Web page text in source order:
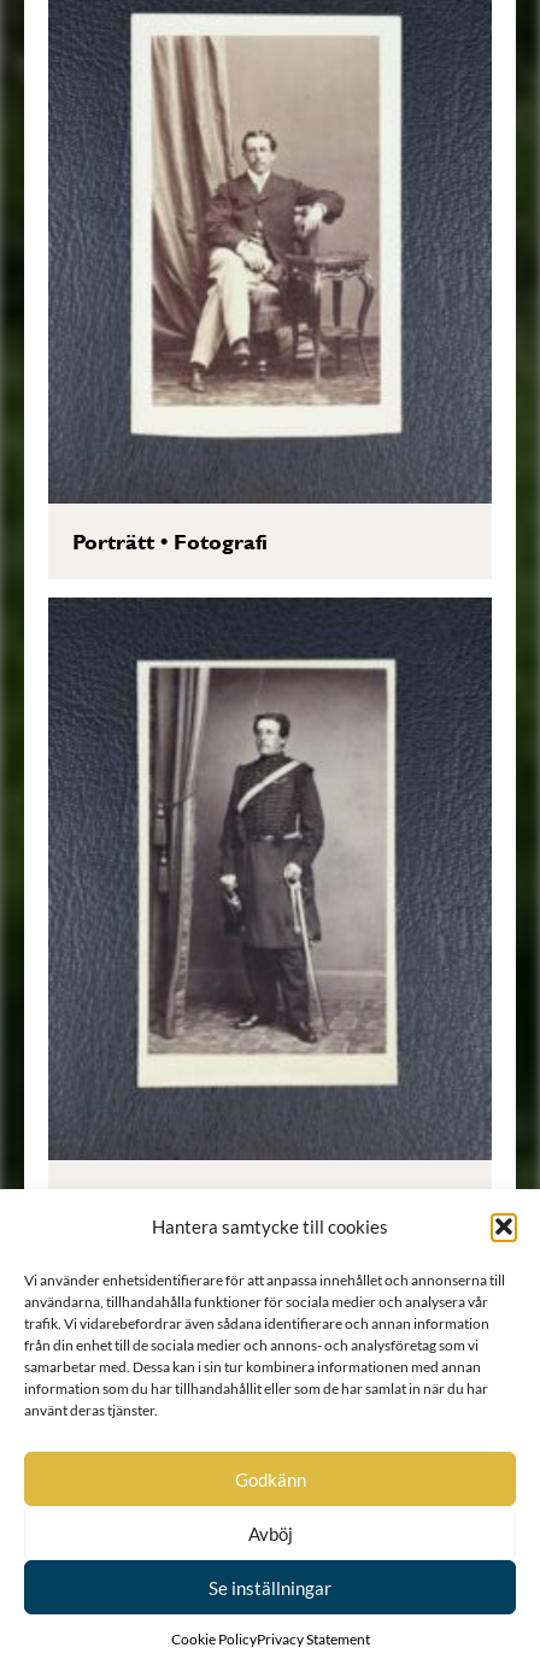
Hantera samtycke till cookies
Vi använder enhetsidentifierare för att anpassa innehållet och annonserna till
användarna, tillhandahålla funktioner för sociala medier och analysera vår
trafik. Vi vidarebefordrar även sådana identifierare och annan information
från din enhet till de sociala medier och annons- och analysföretag som vi
samarbetar med. Dessa kan i sin tur kombinera informationen med annan
information som du har tillhandahållit eller som de har samlat in när du har
använt deras tjänster.
Godkänn
Avböj
Se inställningar
Cookie PolicyPrivacy Statement
Porträtt• Fotografi
Porträtt•Fotografi